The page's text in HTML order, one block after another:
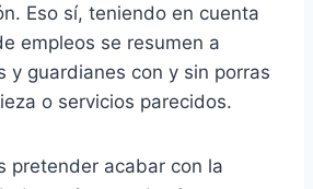
Eso sí, teniendo en cuenta
empleos se resumen a
y guardianes con y sin porras
o servicios parecidos.
pretender acabar con la